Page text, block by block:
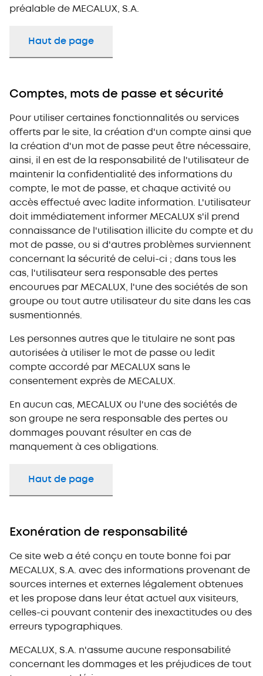
préalable de MECALUX, S.A.
Haut de page
Comptes, mots de passe et sécurité
Pour utiliser certaines fonctionnalités ou services
offerts par le site, la création d'un compte ainsi que
la création d'un mot de passe peut être nécessaire,
ainsi, il en est de la responsabilité de l'utilisateur de
maintenir la confidentialité des informations du
compte, le mot de passe, et chaque activité ou
accès effectué avec ladite information. L'utilisateur
doit immédiatement informer MECALUX s'il prend
connaissance de l'utilisation illicite du compte et du
mot de passe, ou si d'autres problèmes surviennent
concernant la sécurité de celui-ci ; dans tous les
cas, l'utilisateur sera responsable des pertes
encourues par MECALUX, l'une des sociétés de son
groupe ou tout autre utilisateur du site dans les cas
susmentionnés.
Les personnes autres que le titulaire ne sont pas
autorisées à utiliser le mot de passe ou ledit
compte accordé par MECALUX sans le
consentement exprès de MECALUX.
En aucun cas, MECALUX ou l'une des sociétés de
son groupe ne sera responsable des pertes ou
dommages pouvant résulter en cas de
manquement à ces obligations.
Haut de page
Exonération de responsabilité
Ce site web a été conçu en toute bonne foi par
MECALUX, S.A. avec des informations provenant de
sources internes et externes légalement obtenues
et les propose dans leur état actuel aux visiteurs,
celles-ci pouvant contenir des inexactitudes ou des
erreurs typographiques.
MECALUX, S.A. n'assume aucune responsabilité
concernant les dommages et les préjudices de tout